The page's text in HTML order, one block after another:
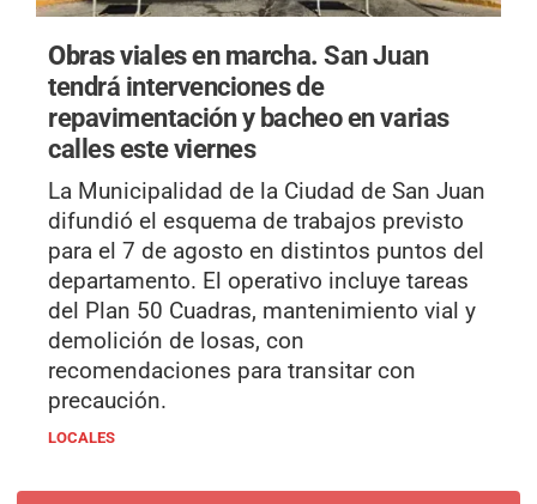
Obras viales en marcha.San Juan
tendrá intervenciones de
repavimentación y bacheo en varias
calles este viernes
La Municipalidad de la Ciudad de San Juan
difundió el esquema de trabajos previsto
para el 7 de agosto en distintos puntos del
departamento. El operativo incluye tareas
del Plan 50 Cuadras, mantenimiento vial y
demolición de losas, con
recomendaciones para transitar con
precaución.
LOCALES